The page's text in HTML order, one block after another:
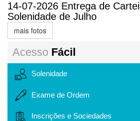
14-07-2026 Entrega de
Solenidade de Julho
mais fotos
Acesso Fácil
Solenidade
Exame de Ordem
Inscrições e Sociedades